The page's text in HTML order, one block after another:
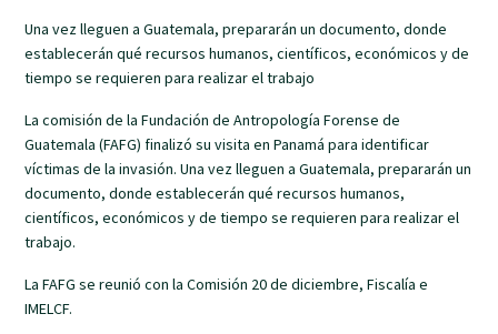
Una vez lleguen a Guatemala, prepararán un documento, donde
establecerán qué recursos humanos, científicos, económicos y de
tiempo se requieren para realizar el trabajo
La comisión de la Fundación de Antropología Forense de
Guatemala (FAFG) finalizó su visita en Panamá para identificar
víctimas de la invasión. Una vez lleguen a Guatemala, prepararán un
documento, donde establecerán qué recursos humanos,
científicos, económicos y de tiempo se requieren para realizar el
trabajo.
La FAFG se reunió con la Comisión 20 de diciembre, Fiscalía e
IMELCF.